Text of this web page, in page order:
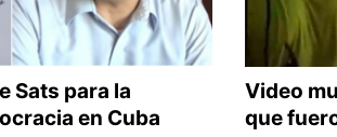
Sats para la
en Cuba
Video
que